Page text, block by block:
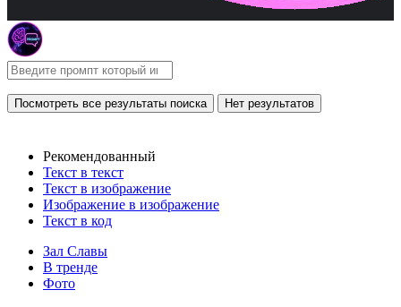
Посмотреть все результаты поиска Нет результатов
Рекомендованный
Текст в текст
Текст в изображение
Изображение в изображение
Текст в код
Зал Славы
В тренде
Фото